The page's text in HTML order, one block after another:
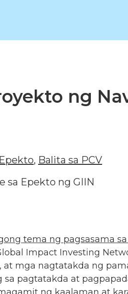
ng
, Balita sa PCV
tema ng pagsasama
Impact Investing
mga nagtatakda ng
pagtatakda at